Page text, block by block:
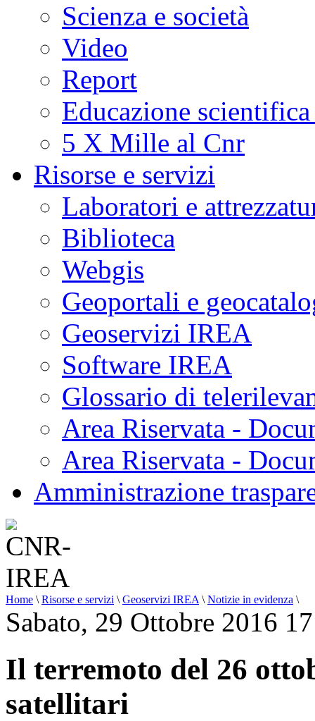
Scienza e società
Video
Report
Educazione
5 X Mille al Cnr
Risorse e servizi
Laboratori e
Biblioteca
Webgis
Geoportali e
Geoservizi IREA
Software IREA
Glossario di
Area Riservata -
Area Riservata -
Amministrazione
Home \ Risorse e servizi \ Geoservizi IREA \ Notizie in evidenza \
Sabato, 29 Ottobre 2016
Il terremoto del 26
satellitari